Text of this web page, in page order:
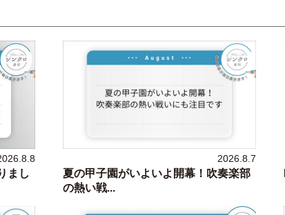
まし
2026.8.7
夏の甲子園がいよいよ開幕！吹奏楽部
の熱い戦...